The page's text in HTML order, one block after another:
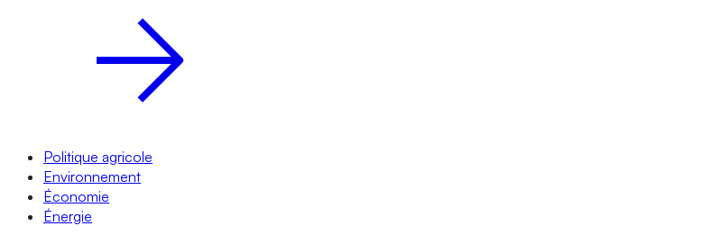
Politique agricole
Environnement
Économie
Énergie